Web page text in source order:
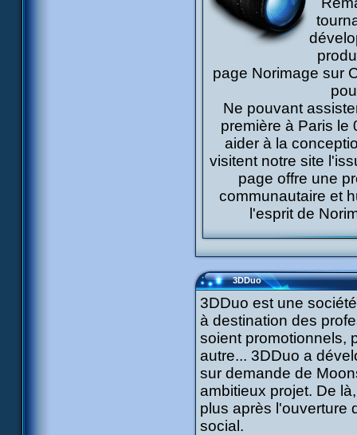
page Norimage sur
Ne pouvant
première à Paris le
aider à la
visitent notre site
page offre une
communautaire et
l'esprit de
3DDuo
3DDuo est une
à destination des
soient promotionnels,
autre... 3DDuo a
sur demande de
ambitieux projet. De
plus après l'ouverture
social.